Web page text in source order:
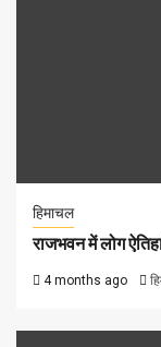
हिमाचल
राजभवन में लोग
4 months ago